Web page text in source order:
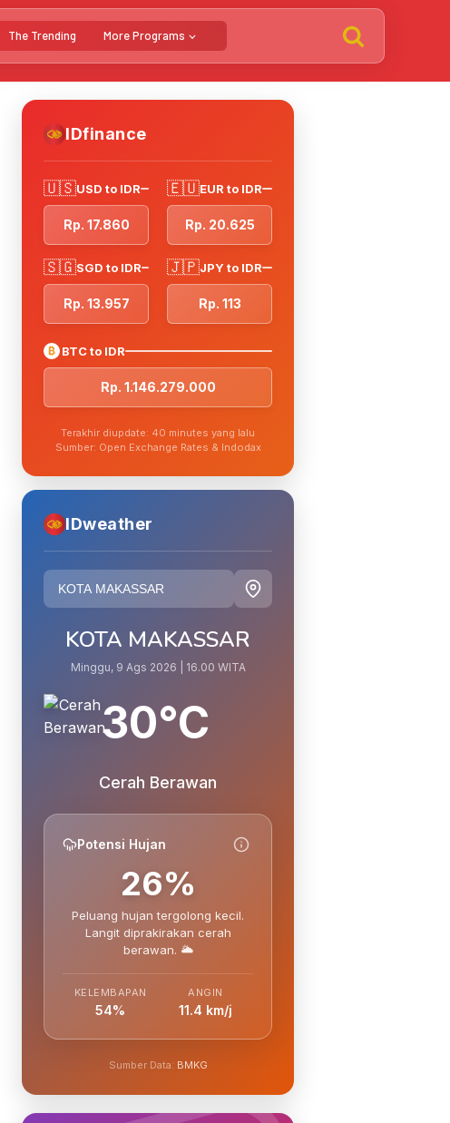
The Trending More Programs
IDfinance
🇺🇸USD to IDR
Rp. 17.860
🇪🇺EUR to IDR
Rp. 20.625
🇸🇬SGD to IDR
Rp. 13.957
🇯🇵JPY to IDR
Rp. 113
₿ BTC to IDR
Rp. 1.146.279.000
Terakhir diupdate: 40 minutes yang lalu
Sumber: Open Exchange Rates & Indodax
IDweather
KOTA MAKASSAR
Minggu, 9 Ags 2026 | 16.00 WITA
30°C
Cerah Berawan
Potensi Hujan
26%
Peluang hujan tergolong kecil.
Langit diprakirakan cerah
berawan. 🌥️
KELEMBAPAN
54%
ANGIN
11.4 km/j
Sumber Data: BMKG